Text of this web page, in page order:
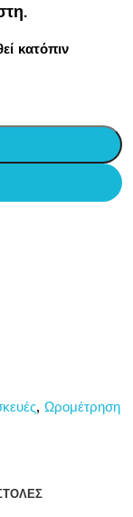
κατόπιν
, Ωρομέτρηση